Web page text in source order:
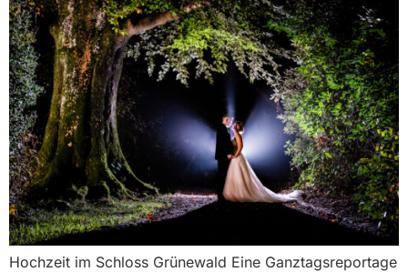
Hochzeit im Schloss Grünewald Eine Ganztagsreportage